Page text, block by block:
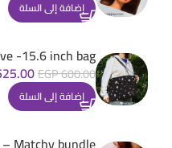
إضافة إلى السلة
-15.6 inch bag
EGP600.00
إضافة إلى السلة